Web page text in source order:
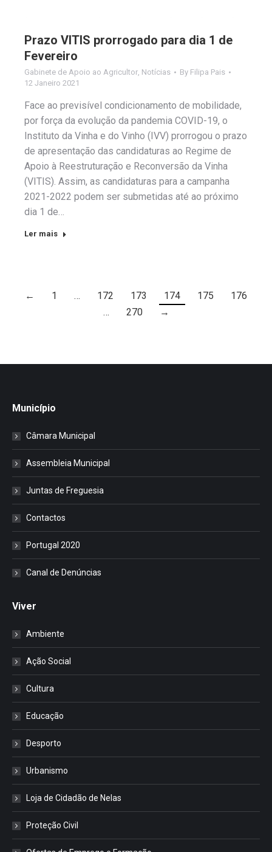
Prazo VITIS prorrogado para dia 1 de
Fevereiro
Gabinete de Apoio ao Agricultor, Notícias By Filipa Pais
12 Janeiro 2021
Face ao previsível condicionamento de mobilidade,
por força da evolução da pandemia COVID-19, o
Instituto da Vinha e do Vinho (IVV) prorrogou o prazo
de apresentação das candidaturas ao Regime de
Apoio à Reestruturação e Reconversão da Vinha
(VITIS). Assim, as candidaturas para a campanha
2021-2022 podem ser submetidas até ao próximo
dia 1 de…
Ler mais
← 1 … 172 173 174 175
176
…
270 →
Município
Câmara Municipal
Assembleia Municipal
Juntas de Freguesia
Contactos
Portugal 2020
Canal de Denúncias
Viver
Ambiente
Ação Social
Cultura
Educação
Desporto
Urbanismo
Loja de Cidadão de Nelas
Proteção Civil